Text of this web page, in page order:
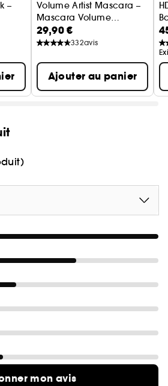
–
Volume Artist Mascara –
Mascara Volume
Modulable, Sans Paquet
29,90 €
332avis
Ajouter au panier
mon avis